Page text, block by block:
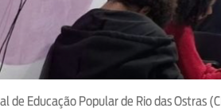
de Educação Popular de Rio das Ostras